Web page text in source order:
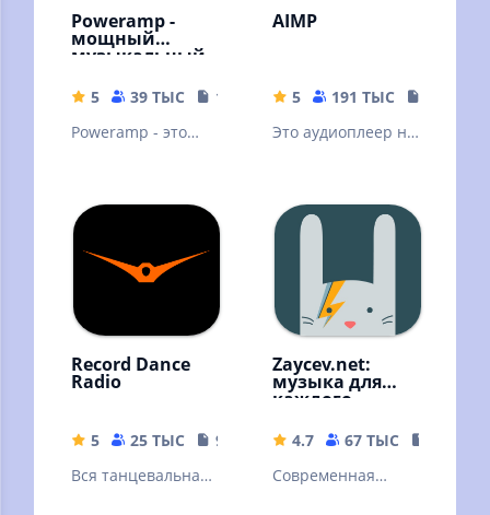
Poweramp -
мощный
музыкальный
5 39 ТЫС
18.69 MB
Poweramp - это
Андроида.
Пробная версия
AIMP
5 191 ТЫС
Это аудиоплеер на
Android
Record Dance
Radio
5 25 ТЫС
9.39 MB
Вся танцевальная
Zaycev.net:
музыка для
каждого
4.7 67 ТЫС
Современная